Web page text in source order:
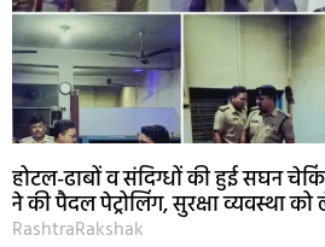
होटल-ढाबों व संदिग्धों की हुई सघन
ने की पैदल पेट्रोलिंग, सुरक्षा व्यवस्था
RashtraRakshak